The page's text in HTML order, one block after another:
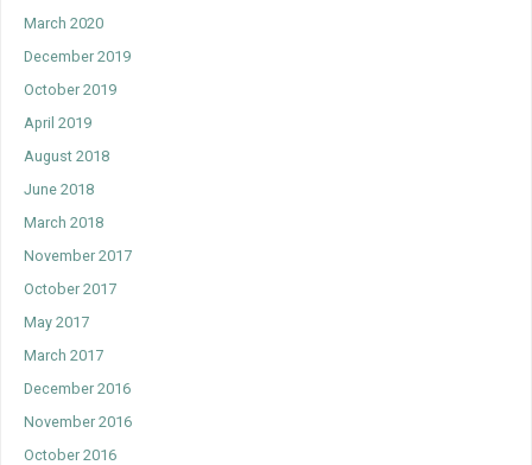
March 2020
December 2019
October 2019
April 2019
August 2018
June 2018
March 2018
November 2017
October 2017
May 2017
March 2017
December 2016
November 2016
October 2016